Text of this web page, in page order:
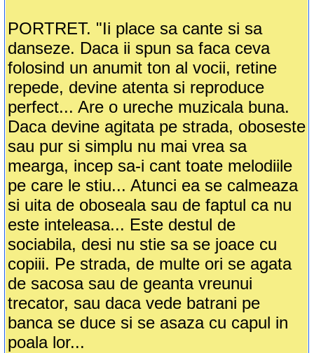
PORTRET. "Ii place sa cante si sa
danseze. Daca ii spun sa faca ceva
folosind un anumit ton al vocii, retine
repede, devine atenta si reproduce
perfect... Are o ureche muzicala buna.
Daca devine agitata pe strada, oboseste
sau pur si simplu nu mai vrea sa
mearga, incep sa-i cant toate melodiile
pe care le stiu... Atunci ea se calmeaza
si uita de oboseala sau de faptul ca nu
este inteleasa... Este destul de
sociabila, desi nu stie sa se joace cu
copiii. Pe strada, de multe ori se agata
de sacosa sau de geanta vreunui
trecator, sau daca vede batrani pe
banca se duce si se asaza cu capul in
poala lor...